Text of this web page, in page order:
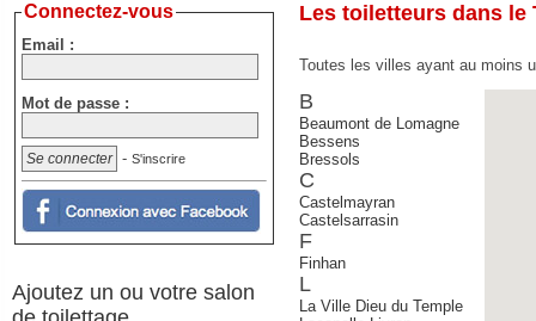
Les toiletteurs dans le
Toutes les villes ayant au moins
B
Beaumont de Lomagne
Bessens
Bressols
C
Castelmayran
Castelsarrasin
F
Finhan
L
La Ville Dieu du Temple
Connectez-vous
Email :
Mot de passe :
- S'inscrire
Ajoutez un ou votre salon